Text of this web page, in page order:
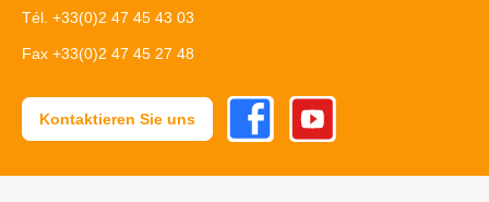
Tél. +33(0)2 47 45 43 03
Fax +33(0)2 47 45 27 48
Kontaktieren Sie uns
FacebookYoutube